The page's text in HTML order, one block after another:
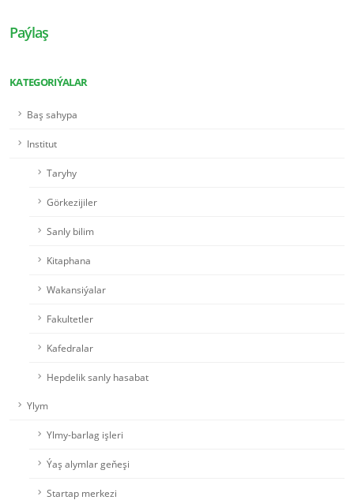
Paýlaş
KATEGORIÝALAR
Baş sahypa
Institut
Taryhy
Görkezijiler
Sanly bilim
Kitaphana
Wakansiýalar
Fakultetler
Kafedralar
Hepdelik sanly hasabat
Ylym
Ylmy-barlag işleri
Ýaş alymlar geňeşi
Startap merkezi